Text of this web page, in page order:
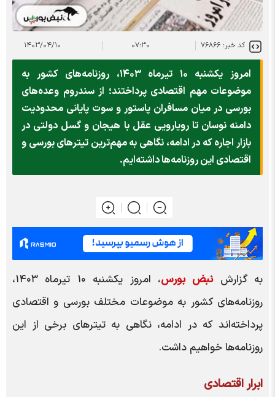
کد خبر: ۷۶۸۶۶ ۰۷:۳۰ ۱۴۰۳/۰۴/۱۰
امروز یکشنبه ۱۰ تیرماه ۱۴۰۳، روزنامه‌های کشور به
موضوعات مهم اقتصادی پرداختند؛ از سندروم وعده‌های
بورسی در میان مسافران پاستور و سوت پایانی محدودیت
دامنه نوسان تا رویارویی عقل با هیجان و گسل دولتی در
بازار اجاره که در ادامه، نگاهی به مهم‌ترین تیتر‌های بورسی و
اقتصادی این روزنامه‌ها داشته‌ایم.
به گزارشنبض بورس
، امروز یکشنبه ۱۰ تیرماه ۱۴۰۳،
روزنامه‌های کشور به موضوعات مختلف بورسی و اقتصادی
پرداخته‌اند که در ادامه، نگاهی به تیتر‌های برخی از این
روزنامه‌ها خواهیم داشت.
ابرار اقتصادی